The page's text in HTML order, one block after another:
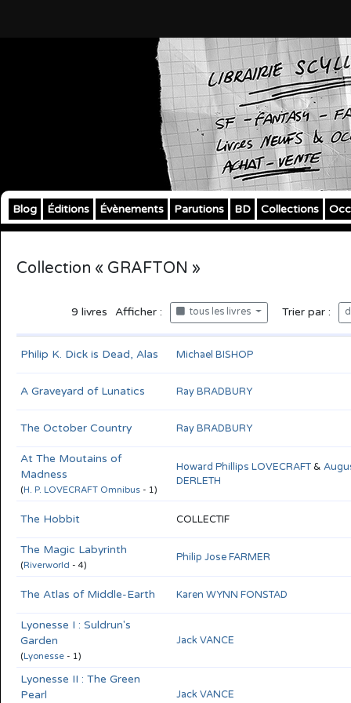
Blog Éditions Évènements Parutions BD Collections
Collection « GRAFTON »
9 livres Afficher : tous les livres Trier par :
Philip K. Dick is Dead, Alas Michael BISHOP
A Graveyard of Lunatics Ray BRADBURY
The October Country Ray BRADBURY
At The Moutains of
Madness
(H. P. LOVECRAFT Omnibus - 1)
Howard Phillips LOVECRAFT&
DERLETH
The Hobbit COLLECTIF
The Magic Labyrinth
(Riverworld - 4)
Philip Jose FARMER
The Atlas of Middle-Earth Karen WYNN FONSTAD
Lyonesse I : Suldrun's
Garden
(Lyonesse - 1)
Jack VANCE
Lyonesse II : The Green
Pearl
Jack VANCE